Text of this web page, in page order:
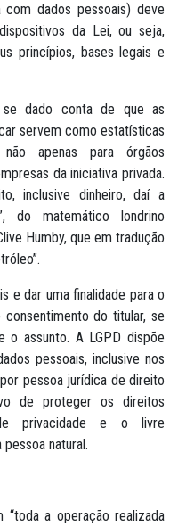
com dados pessoais) deve
da Lei, ou seja,
princípios, bases legais e
se dado conta de que as
servem como estatísticas
apenas para órgãos
da iniciativa privada.
inclusive dinheiro, daí a
do matemático londrino
Humby, que em tradução
e dar uma finalidade para o
do titular, se
o assunto. A LGPD dispõe
pessoais, inclusive nos
pessoa jurídica de direito
de proteger os direitos
privacidade e o livre
natural.
a operação realizada